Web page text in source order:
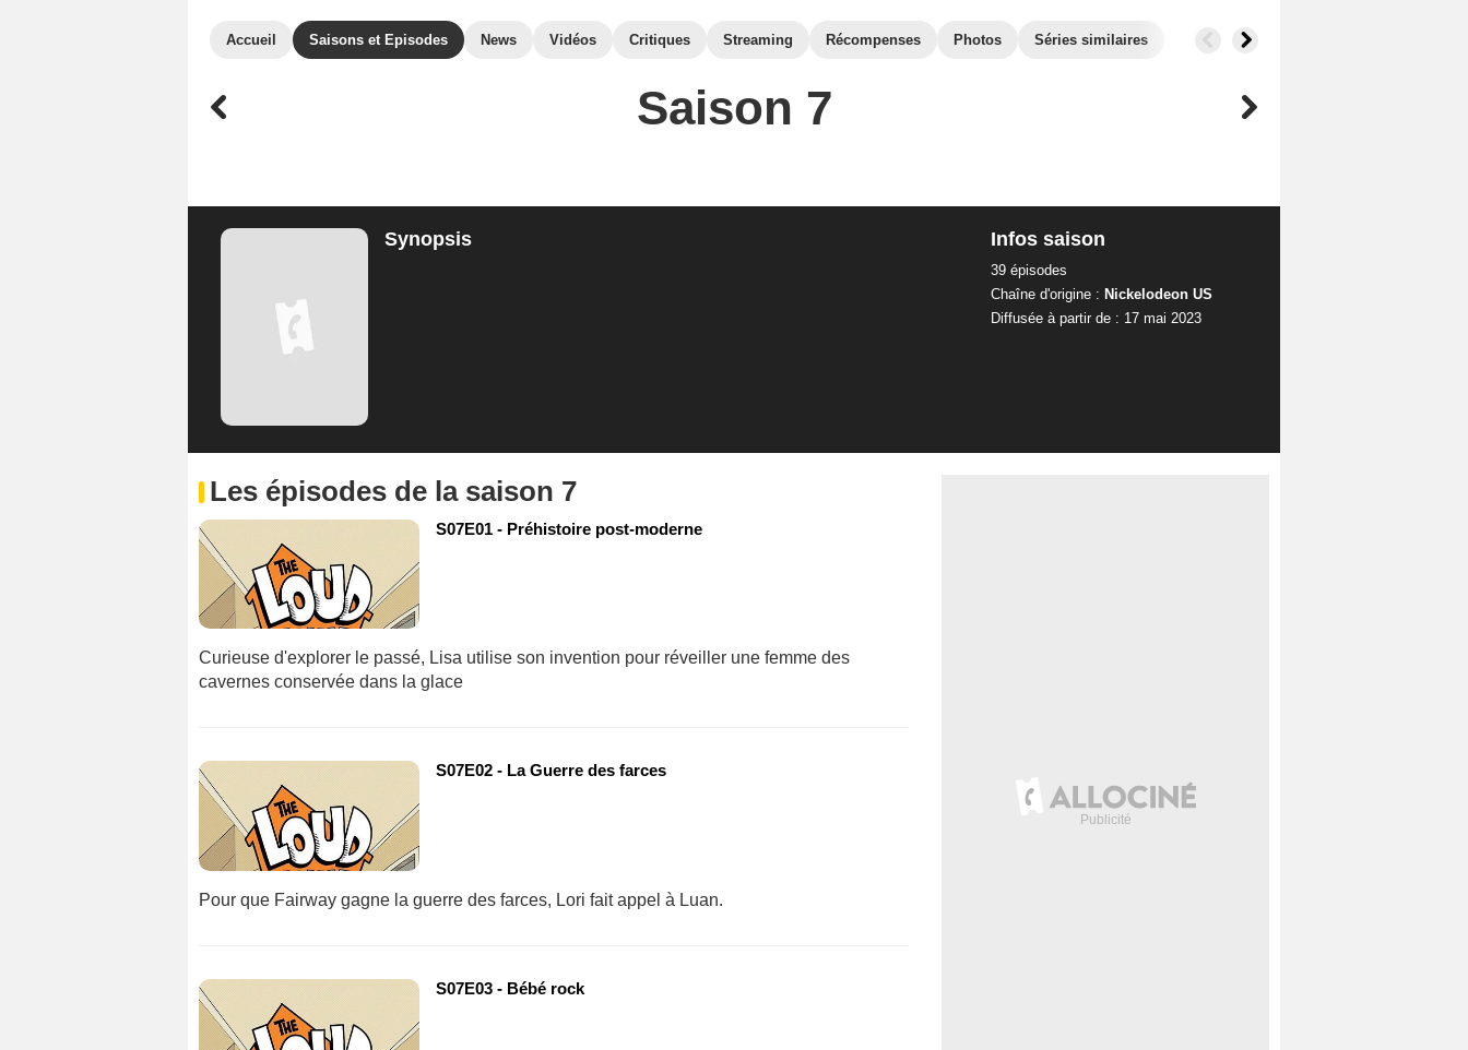
Accueil Saisons et Episodes News Vidéos Critiques Streaming Récompenses Photos Séries similaires
Saison 7
Synopsis Infos saison
39 épisodes
Chaîne d'origine : Nickelodeon US
Diffusée à partir de : 17 mai 2023
Les épisodes de la saison 7
S07E01 - Préhistoire post-moderne
Curieuse d'explorer le passé, Lisa utilise son invention pour réveiller une femme des
cavernes conservée dans la glace
S07E02 - La Guerre des farces
Pour que Fairway gagne la guerre des farces, Lori fait appel à Luan.
S07E03 - Bébé rock